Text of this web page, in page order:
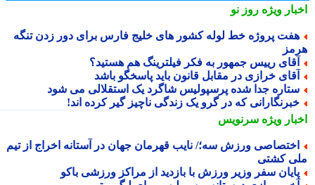
ویژهروز نو
پروژه خط لوله کشور های خلیج فارس برای دور زدن تنگه
رییس جمهور به فکر فیلترینگ هم هستید؟
خرازی در مقابل قانون باید پاسخگو باشد
جدا شده پرسپولیس شاگرد یک استقلالی می شود
که در گرو یک زندگی ناچیز گیر کرده اند!
ویژهسرنویس
ورزش سه؛/ نایب قهرمان جهان در آستانه اخراج از تیم
کشتی
سفر وزیر ورزش با بازدید از مراکز ورزشی باکو